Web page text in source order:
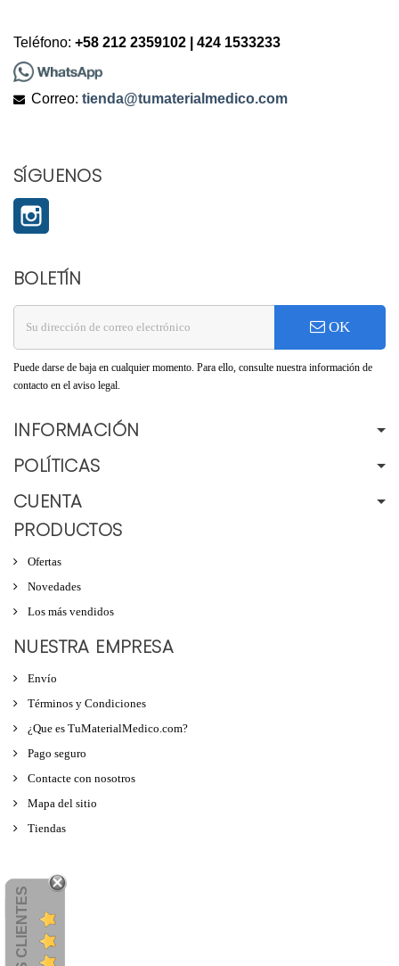
Teléfono: +58 212 2359102 | 424 1533233
Correo: tienda@tumaterialmedico.com
SÍGUENOS
BOLETÍN
OK
Puede darse de baja en cualquier momento. Para ello, consulte nuestra información de
contacto en el aviso legal.
INFORMACIÓN
POLÍTICAS
CUENTA
PRODUCTOS
Ofertas
Novedades
Los más vendidos
NUESTRA EMPRESA
Envío
Términos y Condiciones
¿Que es TuMaterialMedico.com?
Pago seguro
Contacte con nosotros
Mapa del sitio
Tiendas